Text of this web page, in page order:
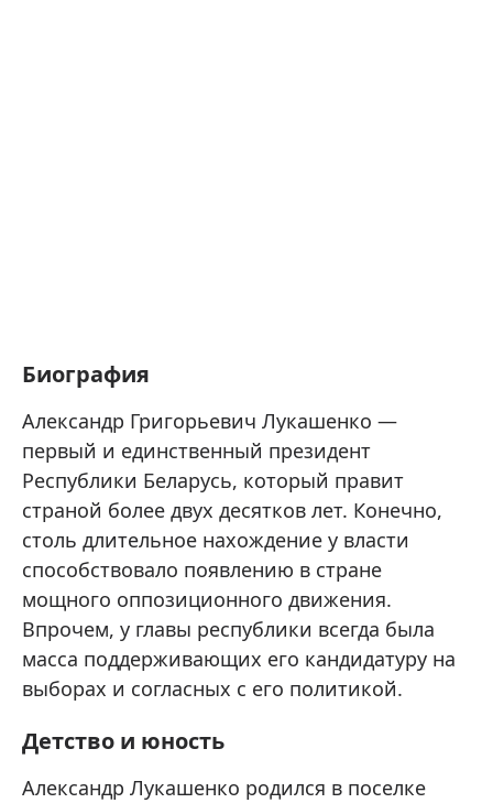
Биография
Александр Григорьевич Лукашенко —
первый и единственный президент
Республики Беларусь, который правит
страной более двух десятков лет. Конечно,
столь длительное нахождение у власти
способствовало появлению в стране
мощного оппозиционного движения.
Впрочем, у главы республики всегда была
масса поддерживающих его кандидатуру на
выборах и согласных с его политикой.
Детство и юность
Александр Лукашенко родился в поселке